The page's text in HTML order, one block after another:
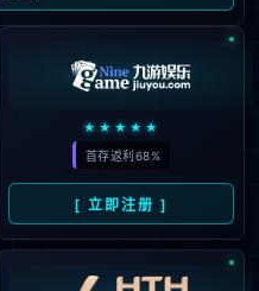
《双人成行》
新作正在开